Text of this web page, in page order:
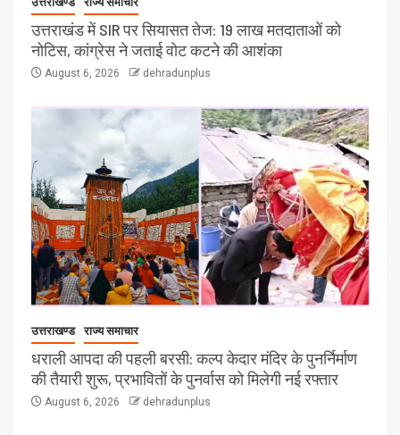
उत्तराखंड में SIR पर सियासत तेज: 19 लाख मतदाताओं को
नोटिस, कांग्रेस ने जताई वोट कटने की आशंका
August 6, 2026 dehradunplus
उत्तराखण्ड राज्य समाचार
धराली आपदा की पहली बरसी: कल्प केदार मंदिर के पुनर्निर्माण
की तैयारी शुरू, प्रभावितों के पुनर्वास को मिलेगी नई रफ्तार
August 6, 2026 dehradunplus